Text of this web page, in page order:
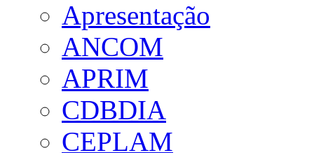
Apresentação
ANCOM
APRIM
CDBDIA
CEPLAM